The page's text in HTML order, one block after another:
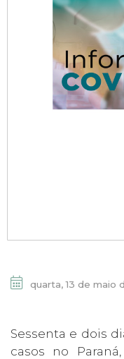
quarta, 13 de maio
Sessenta e dois
casos no